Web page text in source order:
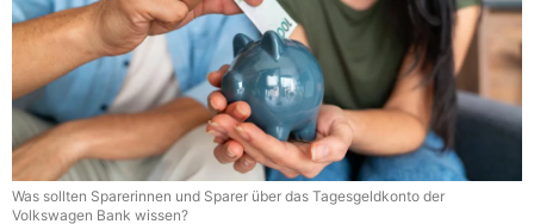
Was sollten Sparerinnen und Sparer über das Tagesgeldkonto der
Volkswagen Bank wissen?